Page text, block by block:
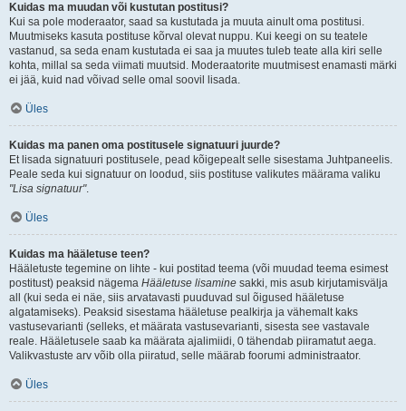
Kuidas ma muudan või kustutan postitusi?
Kui sa pole moderaator, saad sa kustutada ja muuta ainult oma postitusi.
Muutmiseks kasuta postituse kõrval olevat nuppu. Kui keegi on su teatele
vastanud, sa seda enam kustutada ei saa ja muutes tuleb teate alla kiri selle
kohta, millal sa seda viimati muutsid. Moderaatorite muutmisest enamasti märki
ei jää, kuid nad võivad selle omal soovil lisada.
Üles
Kuidas ma panen oma postitusele signatuuri juurde?
Et lisada signatuuri postitusele, pead kõigepealt selle sisestama Juhtpaneelis.
Peale seda kui signatuur on loodud, siis postituse valikutes määrama valiku
"Lisa signatuur".
Üles
Kuidas ma hääletuse teen?
Hääletuste tegemine on lihte - kui postitad teema (või muudad teema esimest
postitust) peaksid nägema Hääletuse lisamine sakki, mis asub kirjutamisvälja
all (kui seda ei näe, siis arvatavasti puuduvad sul õigused hääletuse
algatamiseks). Peaksid sisestama hääletuse pealkirja ja vähemalt kaks
vastusevarianti (selleks, et määrata vastusevarianti, sisesta see vastavale
reale. Hääletusele saab ka määrata ajalimiidi, 0 tähendab piiramatut aega.
Valikvastuste arv võib olla piiratud, selle määrab foorumi administraator.
Üles